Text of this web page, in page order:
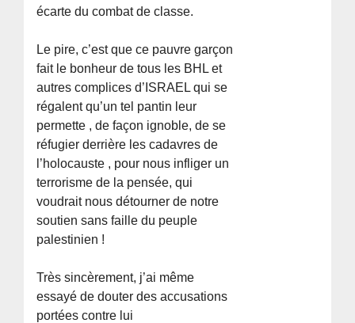
écarte du combat de classe.
Le pire, c’est que ce pauvre garçon
fait le bonheur de tous les BHL et
autres complices d’ISRAEL qui se
régalent qu’un tel pantin leur
permette , de façon ignoble, de se
réfugier derrière les cadavres de
l’holocauste , pour nous infliger un
terrorisme de la pensée, qui
voudrait nous détourner de notre
soutien sans faille du peuple
palestinien !
Très sincèrement, j’ai même
essayé de douter des accusations
portées contre lui